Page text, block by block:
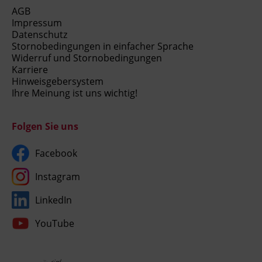
AGB
Impressum
Datenschutz
Stornobedingungen in einfacher Sprache
Widerruf und Stornobedingungen
Karriere
Hinweisgebersystem
Ihre Meinung ist uns wichtig!
Folgen Sie uns
Facebook
Instagram
LinkedIn
YouTube